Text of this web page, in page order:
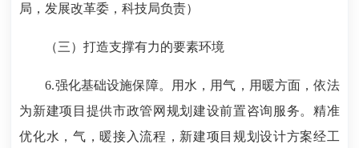
局，发展改革委，科技局负责）
（三）打造支撑有力的要素环境
6.强化基础设施保障。用水，用气，用暖方面，依法
为新建项目提供市政管网规划建设前置咨询服务。精准
优化水，气，暖接入流程，新建项目规划设计方案经工